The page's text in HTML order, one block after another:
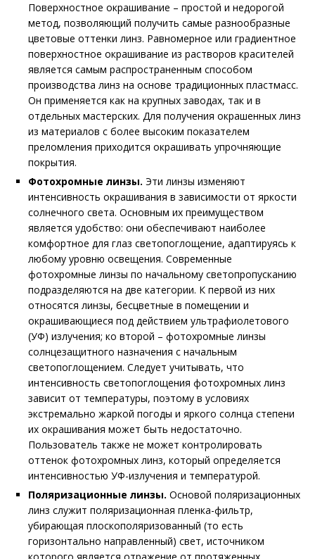
Поверхностное окрашивание – простой и недорогой
метод, позволяющий получить самые разнообразные
цветовые оттенки линз. Равномерное или градиентное
поверхностное окрашивание из растворов красителей
является самым распространенным способом
производства линз на основе традиционных пластмасс.
Он применяется как на крупных заводах, так и в
отдельных мастерских. Для получения окрашенных линз
из материалов с более высоким показателем
преломления приходится окрашивать упрочняющие
покрытия.
Фотохромные линзы. Эти линзы изменяют
интенсивность окрашивания в зависимости от яркости
солнечного света. Основным их преимуществом
является удобство: они обеспечивают наиболее
комфортное для глаз светопоглощение, адаптируясь к
любому уровню освещения. Современные
фотохромные линзы по начальному светопропусканию
подразделяются на две категории. К первой из них
относятся линзы, бесцветные в помещении и
окрашивающиеся под действием ультрафиолетового
(УФ) излучения; ко второй – фотохромные линзы
солнцезащитного назначения с начальным
светопоглощением. Следует учитывать, что
интенсивность светопоглощения фотохромных линз
зависит от температуры, поэтому в условиях
экстремально жаркой погоды и яркого солнца степени
их окрашивания может быть недостаточно.
Пользователь также не может контролировать
оттенок фотохромных линз, который определяется
интенсивностью УФ-излучения и температурой.
Поляризационные линзы. Основой поляризационных
линз служит поляризационная пленка-фильтр,
убирающая плоскополяризованный (то есть
горизонтально направленный) свет, источником